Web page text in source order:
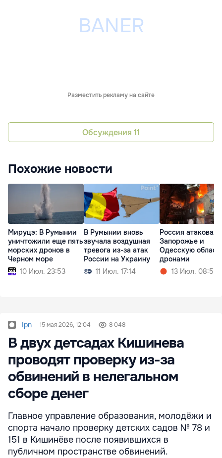
Разместить рекламу на сайте
Обсуждения 11
Похожие новости
Мируцэ: В Румынии
уничтожили еще пять
морских дронов в
Черном море
10 Июл. 23:53
В Румынии вновь
звучала воздушная
тревога из-за атак
России на Украину
11 Июл. 17:14
Россия атаковала
Запорожье и
Одесскую
дронами
13 Июл. 08:55
Ipn 15 мая 2026, 12:04 8 048
В двух детсадах Кишинева
проводят проверку из-за
обвинений в нелегальном
сборе денег
Главное управление образования, молодёжи и
спорта начало проверку детских садов № 78 и
151 в Кишинёве после появившихся в
публичном пространстве обвинений.